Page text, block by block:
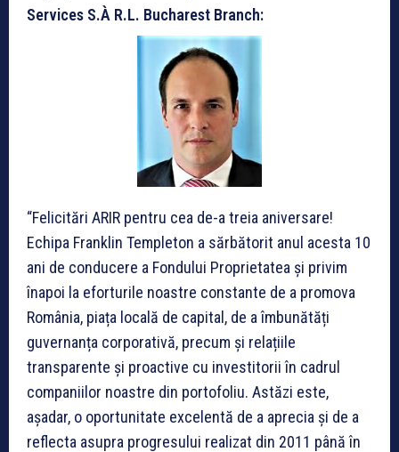
Services S.À R.L. Bucharest Branch:
“Felicitări ARIR pentru cea de-a treia aniversare!
Echipa Franklin Templeton a sărbătorit anul acesta 10
ani de conducere a Fondului Proprietatea și privim
înapoi la eforturile noastre constante de a promova
România, piața locală de capital, de a îmbunătăți
guvernanța corporativă, precum și relațiile
transparente și proactive cu investitorii în cadrul
companiilor noastre din portofoliu. Astăzi este,
așadar, o oportunitate excelentă de a aprecia și de a
reflecta asupra progresului realizat din 2011 până în